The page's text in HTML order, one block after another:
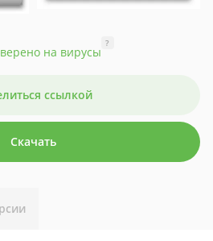
на вирусы
?
ссылкой
Скачать